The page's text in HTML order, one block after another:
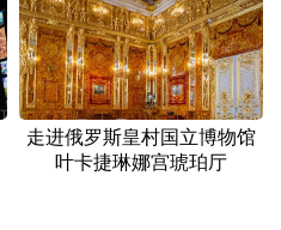
走进俄罗斯皇村国立博物馆
叶卡捷琳娜宫琥珀厅